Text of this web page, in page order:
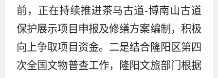
前，正在持续推进茶马古道-博南山古道
保护展示项目申报及修缮方案编制，积极
向上争取项目资金。二是结合隆阳区第四
次全国文物普查工作，隆阳文旅部门根据